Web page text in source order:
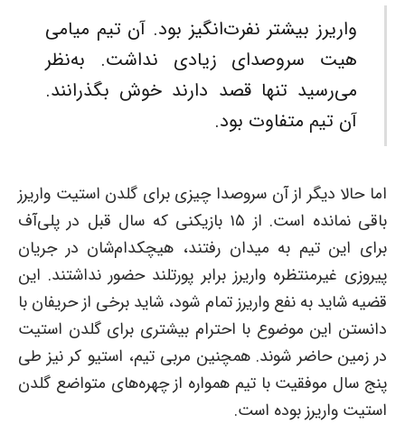
واریرز بیشتر نفرت‌انگیز بود. آن تیم میامی
هیت سروصدای زیادی نداشت. به‌نظر
می‌رسید تنها قصد دارند خوش بگذرانند.
آن تیم متفاوت بود.
اما حالا دیگر از آن سروصدا چیزی برای گلدن استیت واریرز
باقی نمانده است. از ۱۵ بازیکنی که سال قبل در پلی‌آف
برای این تیم به میدان رفتند، هیچکدام‌شان در جریان
پیروزی غیرمنتظره واریرز برابر پورتلند حضور نداشتند. این
قضیه شاید به نفع واریرز تمام شود، شاید برخی از حریفان با
دانستن این موضوع با احترام بیشتری برای گلدن استیت
در زمین حاضر شوند. همچنین مربی تیم، استیو کر نیز طی
پنج سال موفقیت با تیم همواره از چهره‌های متواضع گلدن
استیت واریرز بوده است.